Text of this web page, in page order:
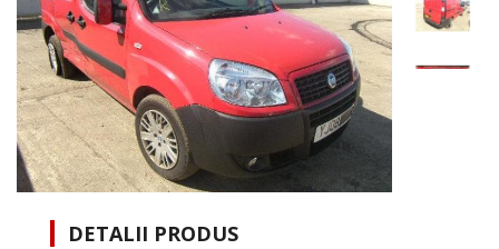
DETALII PRODUS